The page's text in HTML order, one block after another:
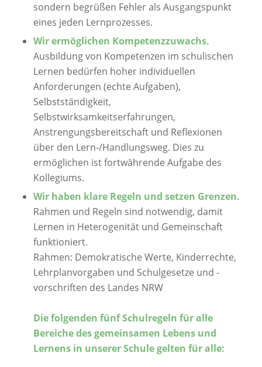
sondern begrüßen Fehler als Ausgangspunkt
eines jeden Lernprozesses.
Wir ermöglichen Kompetenzzuwachs.
Ausbildung von Kompetenzen im schulischen
Lernen bedürfen hoher individuellen
Anforderungen (echte Aufgaben),
Selbstständigkeit,
Selbstwirksamkeitserfahrungen,
Anstrengungsbereitschaft und Reflexionen
über den Lern-/Handlungsweg. Dies zu
ermöglichen ist fortwährende Aufgabe des
Kollegiums.
Wir haben klare Regeln und setzen Grenzen.
Rahmen und Regeln sind notwendig, damit
Lernen in Heterogenität und Gemeinschaft
funktioniert.
Rahmen: Demokratische Werte, Kinderrechte,
Lehrplanvorgaben und Schulgesetze und -
vorschriften des Landes NRW
Die folgenden fünfSchulregeln für alle
Bereiche des gemeinsamen Lebens und
Lernens in unserer Schule gelten für alle: